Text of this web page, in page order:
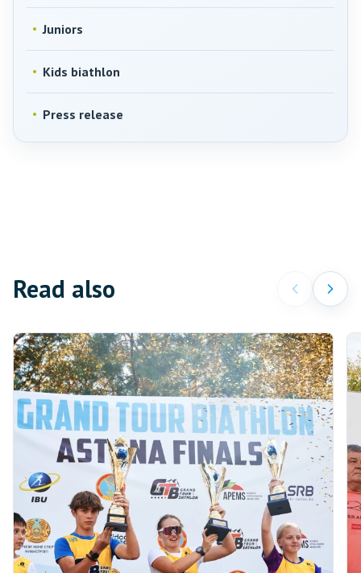
Juniors
Kids biathlon
Press release
Read also